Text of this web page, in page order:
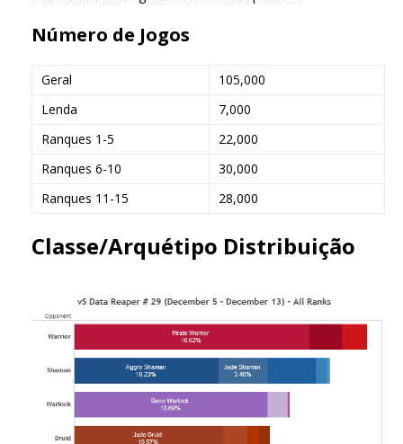
Número de Jogos
Geral
105,000
Lenda
7,000
Ranques 1-5
22,000
Ranques 6-10
30,000
Ranques 11-15
28,000
Classe/Arquétipo Distribuição